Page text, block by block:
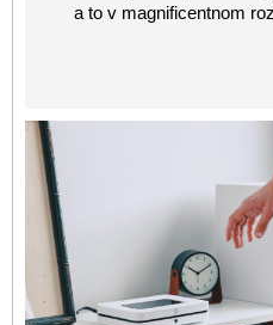
a to v magnificentnom